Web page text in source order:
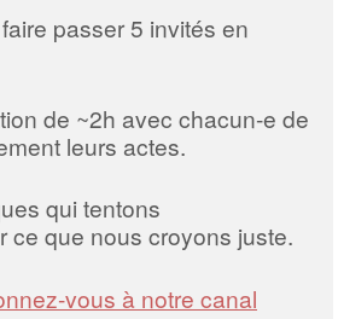
passer 5 invités en
de ~2h avec chacun-e de
leurs actes.
qui tentons
ce que nous croyons juste.
vous à notre canal